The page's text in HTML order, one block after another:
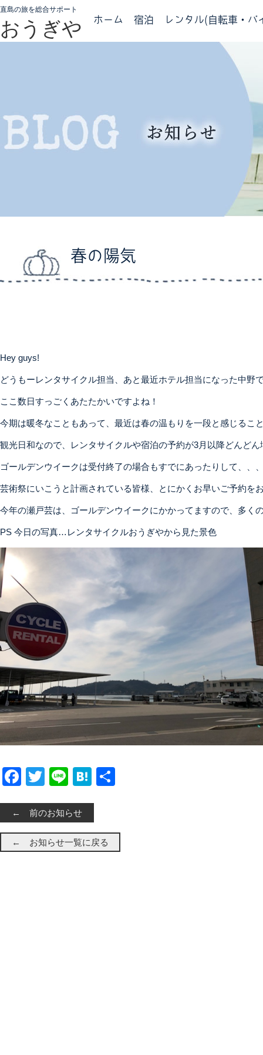
直島の旅を総合サポート
おうぎや ホーム 宿泊 レンタル(自転車・バ
春の陽気
Hey guys!
どうもーレンタサイクル担当、あと最近ホテル担当になった中野
ここ数日すっごくあたたかいですよね！
今期は暖冬なこともあって、最近は春の温もりを一段と感じるこ
観光日和なので、レンタサイクルや宿泊の予約が3月以降どんど
ゴールデンウイークは受付終了の場合もすでにあったりして、、
芸術祭にいこうと計画されている皆様、とにかくお早いご予約を
今年の瀬戸芸は、ゴールデンウイークにかかってますので、多く
PS 今日の写真…レンタサイクルおうぎやから見た景色
Facebook
Twitter Line Hatena
← 前のお知らせ
← お知らせ一覧に戻る